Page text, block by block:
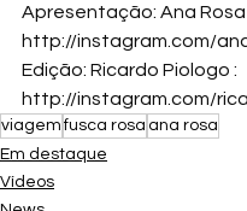
Apresentação: Ana Rosa
http://instagram.com/
Edição: Ricardo Piologo :
http://instagram.com/
viagem fusca rosa ana rosa
Em destaque
Vídeos